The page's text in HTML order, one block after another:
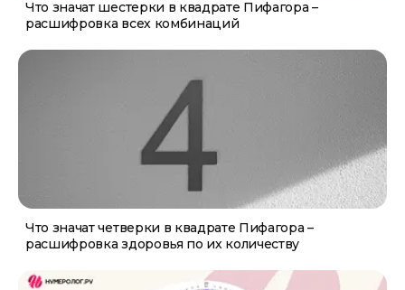
Что значат шестерки в квадрате Пифагора –
расшифровка всех комбинаций
Что значат четверки в квадрате Пифагора –
расшифровка здоровья по их количеству